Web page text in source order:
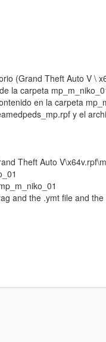
(Grand Theft Auto V \
la carpeta
en la carpeta
y el
Theft Auto
and the .ymt file and the